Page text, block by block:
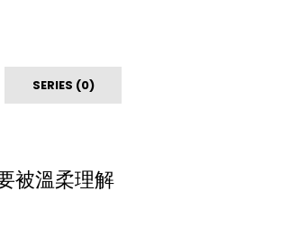
SERIES (0)
被溫柔理解